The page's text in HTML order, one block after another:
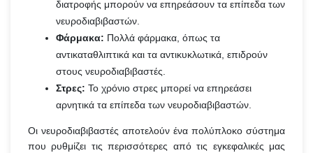
διατροφής μπορούν να επηρεάσουν τα επίπεδα των
νευροδιαβιβαστών.
Φάρμακα: Πολλά φάρμακα, όπως τα
αντικαταθλιπτικά και τα αντικυκλωτικά, επιδρούν
στους νευροδιαβιβαστές.
Στρες: Το χρόνιο στρες μπορεί να επηρεάσει
αρνητικά τα επίπεδα των νευροδιαβιβαστών.
Οι νευροδιαβιβαστές αποτελούν ένα πολύπλοκο σύστημα
που ρυθμίζει τις περισσότερες από τις εγκεφαλικές μας